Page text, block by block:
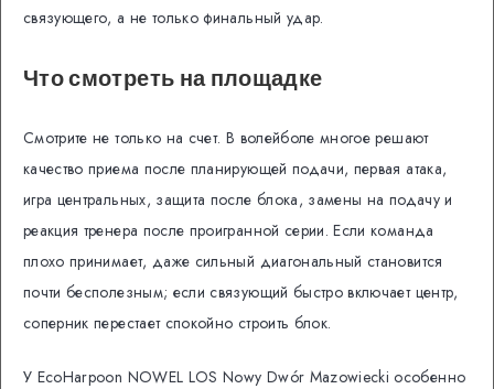
связующего, а не только финальный удар.
Что смотреть на площадке
Смотрите не только на счет. В волейболе многое решают
качество приема после планирующей подачи, первая атака,
игра центральных, защита после блока, замены на подачу и
реакция тренера после проигранной серии. Если команда
плохо принимает, даже сильный диагональный становится
почти бесполезным; если связующий быстро включает центр,
соперник перестает спокойно строить блок.
У EcoHarpoon NOWEL LOS Nowy Dwór Mazowiecki особенно